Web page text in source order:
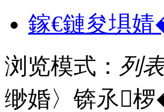
鎵€鏈夋埧
浏览模式： 列
缈婚〉锛氶